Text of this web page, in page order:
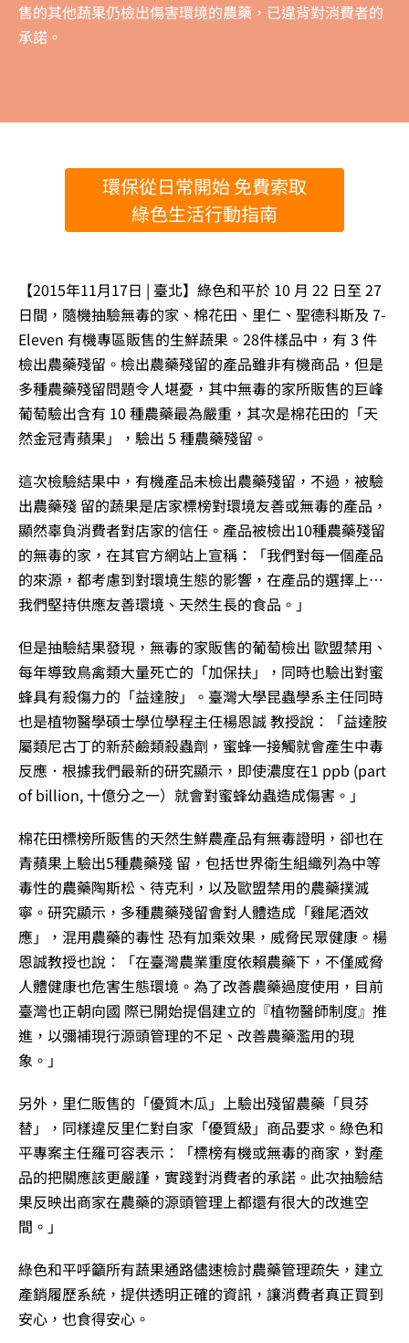
售的其他蔬果仍檢出傷害環境的農藥，已違背對消費者的
承諾。
環保從日常開始 免費索取
綠色生活行動指南
【2015年11月17日 | 臺北】綠色和平於 10 月 22 日至 27
日間，隨機抽驗無毒的家、棉花田、里仁、聖德科斯及 7-
Eleven 有機專區販售的生鮮蔬果。28件樣品中，有 3 件
檢出農藥殘留。檢出農藥殘留的產品雖非有機商品，但是
多種農藥殘留問題令人堪憂，其中無毒的家所販售的巨峰
葡萄驗出含有 10 種農藥最為嚴重，其次是棉花田的「天
然金冠青蘋果」，驗出 5 種農藥殘留。
這次檢驗結果中，有機產品未檢出農藥殘留，不過，被驗
出農藥殘 留的蔬果是店家標榜對環境友善或無毒的產品，
顯然辜負消費者對店家的信任。產品被檢出10種農藥殘留
的無毒的家，在其官方網站上宣稱：「我們對每一個產品
的來源，都考慮到對環境生態的影響，在產品的選擇上…
我們堅持供應友善環境、天然生長的食品。」
但是抽驗結果發現，無毒的家販售的葡萄檢出 歐盟禁用、
每年導致鳥禽類大量死亡的「加保扶」，同時也驗出對蜜
蜂具有殺傷力的「益達胺」。臺灣大學昆蟲學系主任同時
也是植物醫學碩士學位學程主任楊恩誠 教授說：「益達胺
屬類尼古丁的新菸鹼類殺蟲劑，蜜蜂一接觸就會產生中毒
反應．根據我們最新的研究顯示，即使濃度在1 ppb (part
of billion, 十億分之一）就會對蜜蜂幼蟲造成傷害。」
棉花田標榜所販售的天然生鮮農產品有無毒證明，卻也在
青蘋果上驗出5種農藥殘 留，包括世界衛生組織列為中等
毒性的農藥陶斯松、待克利，以及歐盟禁用的農藥撲滅
寧。研究顯示，多種農藥殘留會對人體造成「雞尾酒效
應」，混用農藥的毒性 恐有加乘效果，威脅民眾健康。楊
恩誠教授也說：「在臺灣農業重度依賴農藥下，不僅威脅
人體健康也危害生態環境。為了改善農藥過度使用，目前
臺灣也正朝向國 際已開始提倡建立的『植物醫師制度』推
進，以彌補現行源頭管理的不足、改善農藥濫用的現
象。」
另外，里仁販售的「優質木瓜」上驗出殘留農藥「貝芬
替」，同樣違反里仁對自家「優質級」商品要求。綠色和
平專案主任羅可容表示：「標榜有機或無毒的商家，對產
品的把關應該更嚴謹，實踐對消費者的承諾。此次抽驗結
果反映出商家在農藥的源頭管理上都還有很大的改進空
間。」
綠色和平呼籲所有蔬果通路儘速檢討農藥管理疏失，建立
產銷履歷系統，提供透明正確的資訊，讓消費者真正買到
安心，也食得安心。